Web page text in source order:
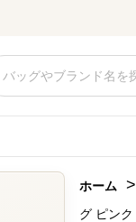
ホーム >
グ ピン